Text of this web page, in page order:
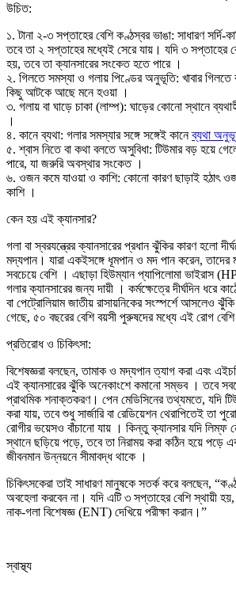
উচিত:
১. টানা ২-৩ সপ্তাহের বেশি কণ্ঠস্বর ভাঙা: সাধারণ সর্দি-
তবে তা ২ সপ্তাহের মধ্যেই সেরে যায়। যদি ৩ সপ্তাহের
হয়, তবে তা ক্যানসারের সংকেত হতে পারে ।
২. গিলতে সমস্যা ও গলায় পিণ্ডের অনুভূতি: খাবার গিলতে
কিছু আটকে আছে মনে হওয়া ।
৩. গলায় বা ঘাড়ে চাকা (লাম্প): ঘাড়ের কোনো স্থানে
।
৪. কানে ব্যথা: গলার সমস্যার সঙ্গে সঙ্গেই কানেব্যথা
৫. শ্বাস নিতে বা কথা বলতে অসুবিধা: টিউমার বড় হয়ে
পারে, যা জরুরি অবস্থার সংকেত ।
৬. ওজন কমে যাওয়া ও কাশি: কোনো কারণ ছাড়াই হঠাৎ
কাশি ।
কেন হয় এই ক্যানসার?
গলা বা স্বরযন্ত্রের ক্যানসারের প্রধান ঝুঁকির কারণ হলো
মদ্যপান। যারা একইসঙ্গে ধূমপান ও মদ পান করেন, তাদের
সবচেয়ে বেশি । এছাড়া হিউম্যান প্যাপিলোমা ভাইরাস
গলার ক্যানসারের জন্য দায়ী । কর্মক্ষেত্রে দীর্ঘদিন ধরে
বা পেট্রোলিয়াম জাতীয় রাসায়নিকের সংস্পর্শে আসলেও
গেছে, ৫০ বছরের বেশি বয়সী পুরুষদের মধ্যে এই রোগ বেশি
প্রতিরোধ ও চিকিৎসা:
বিশেষজ্ঞরা বলছেন, তামাক ও মদ্যপান ত্যাগ করা এবং
এই ক্যানসারের ঝুঁকি অনেকাংশে কমানো সম্ভব । তবে
প্রাথমিক শনাক্তকরণ। পেন মেডিসিনের তথ্যমতে, যদি
করা যায়, তবে শুধু সার্জারি বা রেডিয়েশন থেরাপিতেই তা
রোগীর ভয়েসও বাঁচানো যায় । কিন্তু ক্যানসার যদি লিম্ফ
স্থানে ছড়িয়ে পড়ে, তবে তা নিরাময় করা কঠিন হয়ে পড়ে
জীবনমান উন্নয়নে সীমাবদ্ধ থাকে ।
চিকিৎসকেরা তাই সাধারণ মানুষকে সতর্ক করে বলছেন,
অবহেলা করবেন না। যদি এটি ৩ সপ্তাহের বেশি স্থায়ী
নাক-গলা বিশেষজ্ঞ (ENT) দেখিয়ে পরীক্ষা করান।”
স্বাস্থ্য